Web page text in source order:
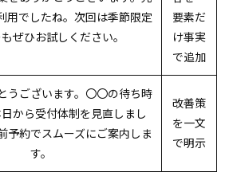
用でしたね。次回は季節限定
ぜひお試しください。
要素だ
け事実
で追加
うございます。〇〇の待ち時
から受付体制を見直しまし
予約でスムーズにご案内しま
す。
改善策
を一文
で明示